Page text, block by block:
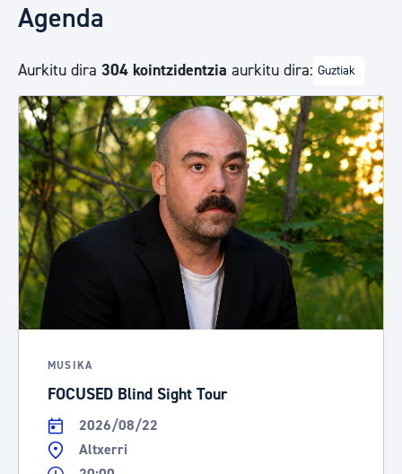
Agenda
Aurkitu dira 304 kointzidentzia aurkitu dira: Guztiak
MUSIKA
FOCUSED Blind Sight Tour
2026/08/22
Altxerri